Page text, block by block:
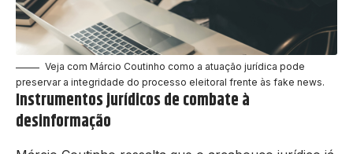
Veja com Márcio Coutinho como a atuação jurídica pode
preservar a integridade do processo eleitoral frente às fake news.
Instrumentos jurídicos de combate à
desinformação